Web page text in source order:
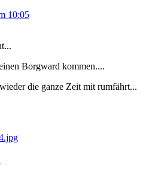
10:05
Borgward kommen....
die ganze Zeit mit rumfährt...